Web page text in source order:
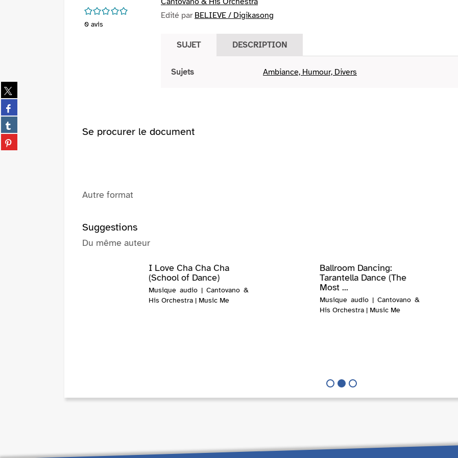
Partager
sur
twitter
(Nouvelle
fenêtre)
Partager
sur
facebook
(Nouvelle
fenêtre)
Partager
sur
tumblr
Partager
sur
/5
0 avis
Edité par BELIEVE / Digikasong
SUJET DESCRIPTION
Sujets Ambiance, Humour, Divers
Se procurer le document
Autre format
Suggestions
Du même auteur
Ballroom Dancing:
Tarantella Dance (The
Most ...
Musique audio | Cantovano &
His Orchestra | Music Me
I Love Cha Cha Cha
(School of Dance)
Musique audio | Cantovano &
His Orchestra | Music Me